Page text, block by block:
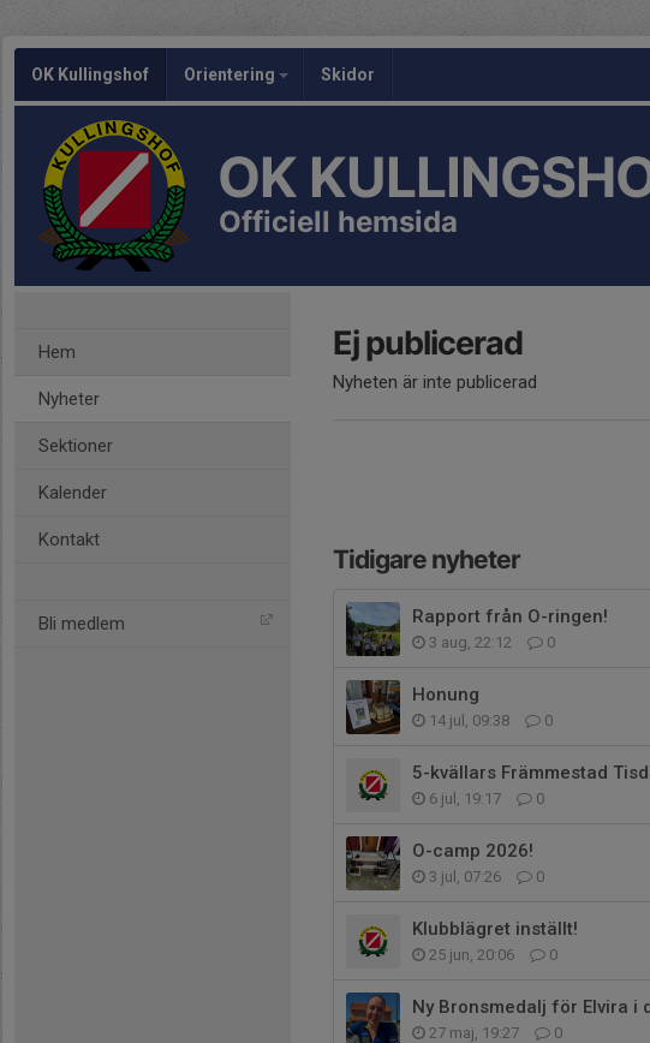
OK Kullingshof Orientering Skidor
OK
Officiell hemsida
Hem
Nyheter
Sektioner
Kalender
Kontakt
Bli medlem
Ej publicerad
Nyheten är inte publicerad
Tidigare nyheter
Rapport från O-ringen!
3 aug, 22:12 0
Honung
14 jul, 09:38 0
5-kvällars Främmestad
6 jul, 19:17 0
O-camp 2026!
3 jul, 07:26 0
Klubblägret inställt!
25 jun, 20:06 0
Ny Bronsmedalj för Elvira i
27 maj, 19:27 0